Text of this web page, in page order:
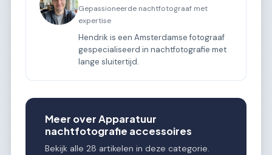
Gepassioneerde nachtfotograaf met
expertise
Hendrik is een Amsterdamse fotograaf
gespecialiseerd in nachtfotografie met
lange sluitertijd.
Meer over Apparatuur
nachtfotografie accessoires
Bekijk alle 28 artikelen in deze categorie.